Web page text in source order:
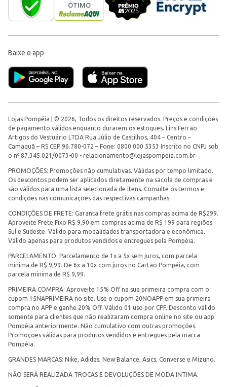
Baixe o app
Lojas Pompéia | © 2026, Todos os direitos reservados. Preços e condições
de pagamento válidos enquanto durarem os estoques. Lins Ferrão
Artigos do Vestuário LTDA Rua Júlio de Castilhos, 404 – Centro –
Camaquã – RS CEP 96.780-072 – Fone: 0800 000 5353 Inscrito no CNPJ sob
o nº 87.345.021/0073-00 - relacionamento@lojaspompeia.com.br
PROMOÇÕES: Promoções não cumulativas. Válidas por tempo limitado.
Os descontos podem ser aplicados diretamente na sacola de compras e
são válidos para uma lista selecionada de itens. Consulte os termos e
condições nas comunicações das respectivas campanhas.
CONDIÇÕES DE FRETE: Garanta frete grátis nas compras acima de R$299.
Aproveite Frete Fixo R$ 9,90 em compras acima de R$ 199 para regiões
Sul e Sudeste. Válido para modalidades transportadora e econômica.
Válido apenas para produtos vendidos e entregues pela Pompéia.
PARCELAMENTO: Parcelamento de 1x a 5x sem juros, com parcela
mínima de R$ 9,99. De 6x a 10x com juros no Cartão Pompéia, com
parcela mínima de R$ 9,99.
PRIMEIRA COMPRA: Aproveite 15% Off na sua primeira compra com o
cupom 15NAPRIMEIRA no site. Use o cupom 20NOAPP em sua primeira
compra no APP e ganhe 20% Off. Válido 01 uso por CPF. Desconto válido
somente para clientes que não realizaram compra online no site ou app
Pompéia anteriormente. Não cumulativo com outras promoções.
Promoções válidas para produtos vendidos e entregues pela marca
Pompéia.
GRANDES MARCAS: Nike, Adidas, New Balance, Asics, Converse e Mizuno.
NÃO SERÁ REALIZADA TROCAS E DEVOLUÇÕES DE MODA INTIMA.